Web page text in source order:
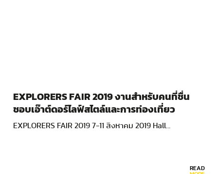
EXPLORERS FAIR 2019 งานสำหรับคนที่ชื่น
ชอบเอ๊าต์ดอร์ไลฟ์สไตล์และการท่องเที่ยว
EXPLORERS FAIR 2019 7-11 สิงหาคม 2019 Hall…
READ